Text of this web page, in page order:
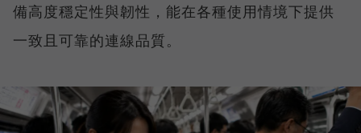
備高度穩定性與韌性，能在各種使用情境下提供
一致且可靠的連線品質。